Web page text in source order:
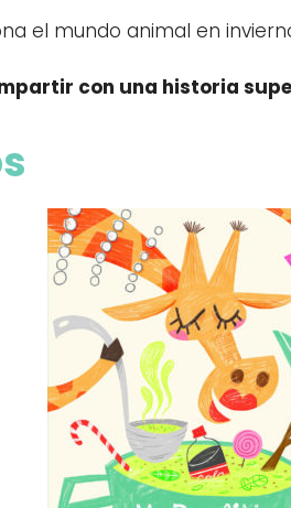
el mundo animal en
con una historia